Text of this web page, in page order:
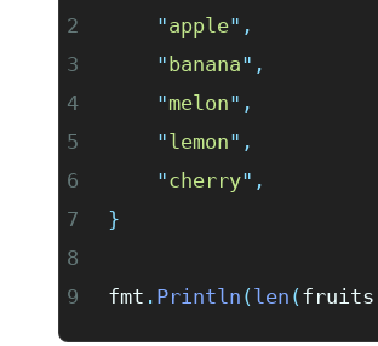
	"
apple" ,
	"
banana" ,
	"
melon" ,
	"
lemon" ,
	"
cherry" ,
}
fmt . Println (len (fruits